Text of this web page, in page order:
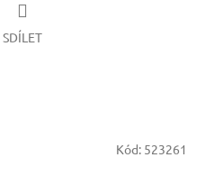
SDÍLET
Kód: 523261